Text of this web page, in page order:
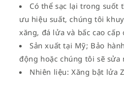
Có thể sạc lại trong
ưu hiệu suất, chúng tôi
xăng, đá lửa và bấc cao
Sản xuất tại Mỹ; Bảo
động hoặc chúng tôi sẽ sửa
Nhiên liệu: Xăng bật lửa